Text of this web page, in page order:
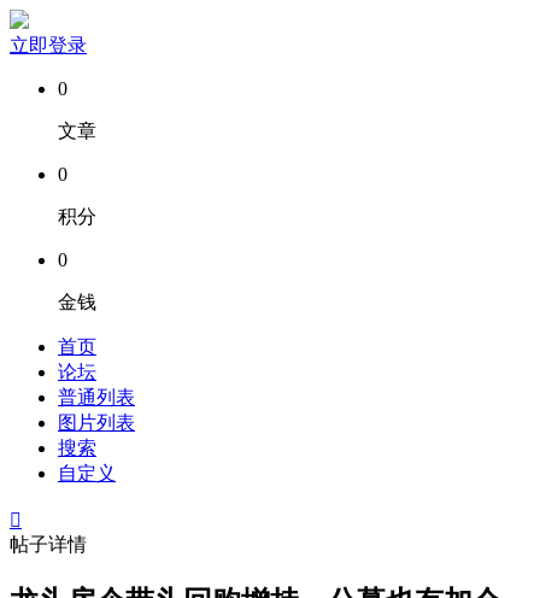
立即登录
0
文章
0
积分
0
金钱
首页
论坛
普通列表
图片列表
搜索
自定义

帖子详情